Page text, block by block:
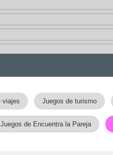
viajes Juegos de turismo
Juegos de Encuentra la Pareja